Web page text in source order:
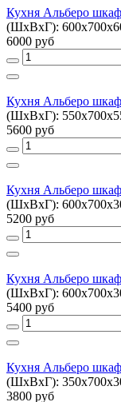
Кухня Альберо
(ШхВхГ):
6000 руб
Кухня Альберо
(ШхВхГ):
5600 руб
Кухня Альберо
(ШхВхГ):
5200 руб
Кухня Альберо
(ШхВхГ):
5400 руб
Кухня Альберо
(ШхВхГ):
3800 руб